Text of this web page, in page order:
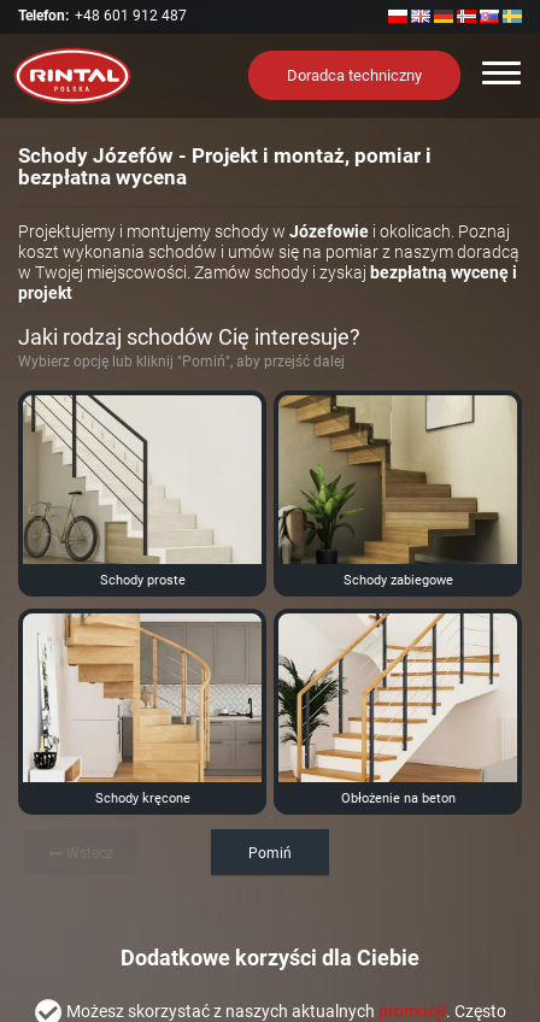
Telefon: +48 601 912 487
Doradca techniczny
Schody Józefów - Projekt i montaż, pomiar i
bezpłatna wycena
Projektujemy i montujemy schody w Józefowie i okolicach. Poznaj
koszt wykonania schodów i umów się na pomiar z naszym doradcą
w Twojej miejscowości. Zamów schody i zyskaj bezpłatną wycenę i
projekt
Jaki rodzaj schodów Cię interesuje?
Wybierz opcję lub kliknij "Pomiń", aby przejść dalej
Schody proste Schody zabiegowe
Schody kręcone Obłożenie na beton
Pomiń
Dodatkowe korzyści dla Ciebie
Możesz skorzystać z naszych aktualnych promocji. Często